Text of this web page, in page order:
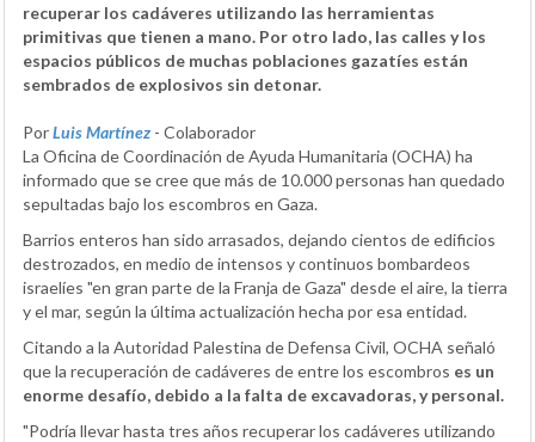
recuperar los cadáveres utilizando las herramientas
primitivas que tienen a mano. Por otro lado, las calles y los
espacios públicos de muchas poblaciones gazatíes están
sembrados de explosivos sin detonar.
PorLuis Martínez - Colaborador
La Oficina de Coordinación de Ayuda Humanitaria (OCHA) ha
informado que se cree que más de 10.000 personas han quedado
sepultadas bajo los escombros en Gaza.
Barrios enteros han sido arrasados, dejando cientos de edificios
destrozados, en medio de intensos y continuos bombardeos
israelíes "en gran parte de la Franja de Gaza" desde el aire, la tierra
y el mar, según la última actualización hecha por esa entidad.
Citando a la Autoridad Palestina de Defensa Civil, OCHA señaló
que la recuperación de cadáveres de entre los escombros es un
enorme desafío, debido a la falta de excavadoras, y personal.
"Podría llevar hasta tres años recuperar los cadáveres utilizando